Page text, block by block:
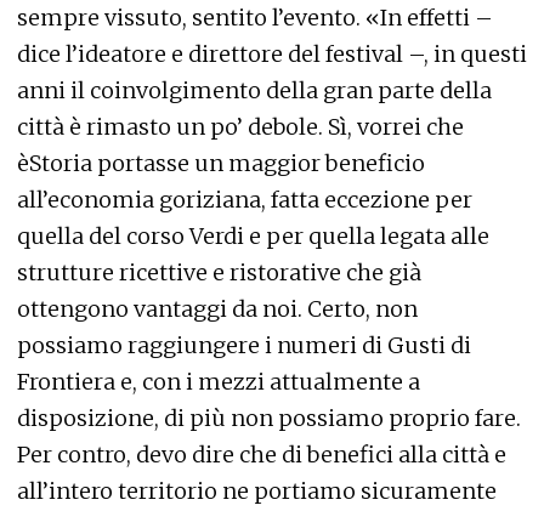
sempre vissuto, sentito l’evento. «In effetti –
dice l’ideatore e direttore del festival –, in questi
anni il coinvolgimento della gran parte della
città è rimasto un po’ debole. Sì, vorrei che
èStoria portasse un maggior beneficio
all’economia goriziana, fatta eccezione per
quella del corso Verdi e per quella legata alle
strutture ricettive e ristorative che già
ottengono vantaggi da noi. Certo, non
possiamo raggiungere i numeri di Gusti di
Frontiera e, con i mezzi attualmente a
disposizione, di più non possiamo proprio fare.
Per contro, devo dire che di benefici alla città e
all’intero territorio ne portiamo sicuramente